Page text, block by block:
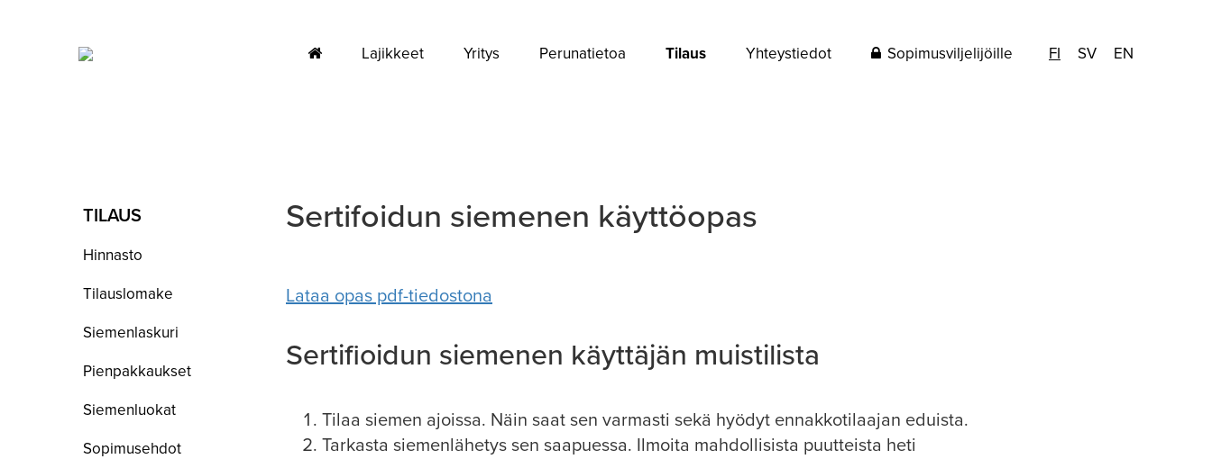
Lajikkeet Yritys Perunatietoa Tilaus Yhteystiedot Sopimusviljelijöille FI SV EN
TILAUS
Hinnasto
Tilauslomake
Siemenlaskuri
Pienpakkaukset
Siemenluokat
Sopimusehdot
Sertifoidun siemenen käyttöopas
Lataa opas pdf-tiedostona
Sertifioidun siemenen käyttäjän muistilista
Tilaa siemen ajoissa. Näin saat sen varmasti sekä hyödyt ennakkotilaajan eduista.
Tarkasta siemenlähetys sen saapuessa. Ilmoita mahdollisista puutteista heti